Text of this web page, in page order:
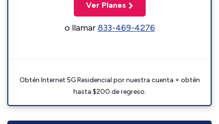
Ver Planes
o llamar833-469-4276
Obtén Internet 5G Residencial por nuestra cuenta + obtén
hasta $200 de regreso.